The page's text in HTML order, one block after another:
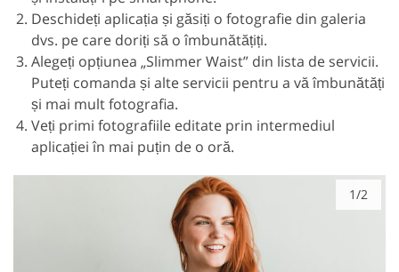
Deschideți aplicația și găsiți o fotografie din galeria
dvs. pe care doriți să o îmbunătățiți.
Alegeți opțiunea „Slimmer Waist” din lista de servicii.
Puteți comanda și alte servicii pentru a vă îmbunătăți
și mai mult fotografia.
Veți primi fotografiile editate prin intermediul
aplicației în mai puțin de o oră.
1/2